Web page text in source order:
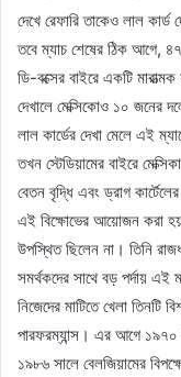
দেখে রেফারি তাকেও লাল
তবে ম্যাচ শেষের ঠিক আগে, ৪৭
ডি-বক্সের বাইরে একটি
দেখালে মেক্সিকোও ১০ জনের
লাল কার্ডের দেখা মেলে এই
তখন স্টেডিয়ামের বাইরে
বেতন বৃদ্ধি এবং ড্রাগ
এই বিক্ষোভের আয়োজন করা
উপস্থিত ছিলেন না। তিনি
সমর্থকদের সাথে বড় পর্দায়
নিজেদের মাটিতে খেলা তিনটি
পারফরম্যান্স। এর আগে ১৯৭০
১৯৮৬ সালে বেলজিয়ামের